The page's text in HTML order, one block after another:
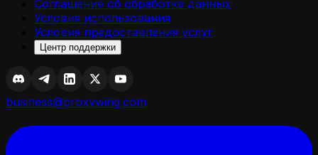
Соглашение об обработке данных
Условия использования
Условия предоставления услуг
Центр поддержки
business@proxywing.com